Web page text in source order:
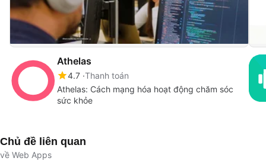
Athelas
4.7 Thanh toán
Athelas: Cách mạng hóa hoạt động chăm sóc
sức khỏe
Chủ đề liên quan
về Web Apps